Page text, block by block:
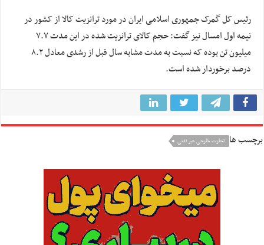
رئیس کل گمرک جمهوری اسلامی ایران در مورد ترانزیت کالا از کشور در
نیمه اول امسال نیز گفت: حجم کالای ترانزیت شده در این مدت ۷.۷
میلیون تن بوده که نسبت به مدت مشابه سال قبل از رشدی معادل ۸.۲
درصد برخوردار شده است.
برچسب ها تجارت خارجی غیر نفتی